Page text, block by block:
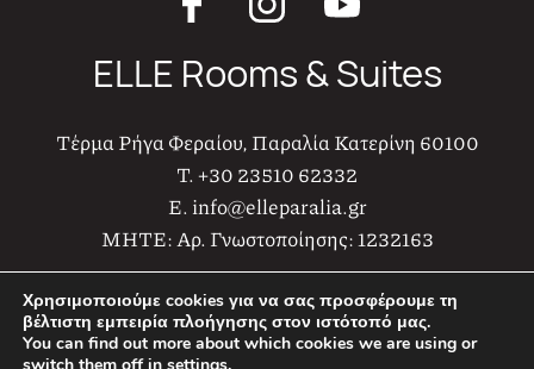
ELLE Rooms & Suites
Τέρμα Ρήγα Φεραίου, Παραλία Κατερίνη 60100
T.+30 23510 62332
E.info@elleparalia.gr
MHTE:Αρ. Γνωστοποίησης: 1232163
Elle Rooms & Suites © 2021-2025
Web Design & Development by
Χρησιμοποιούμε cookies για να σας προσφέρουμε τη
βέλτιστη εμπειρία πλοήγησης στον ιστότοπό μας.
You can find out more about which cookies we are using or